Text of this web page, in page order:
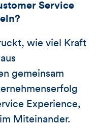
Service
wie viel Kraft
gemeinsam
Experience,
Miteinander.